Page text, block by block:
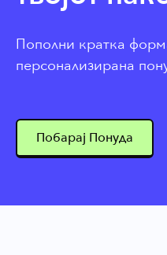
Пополни кратка
персонализирана
Побарај Понуда